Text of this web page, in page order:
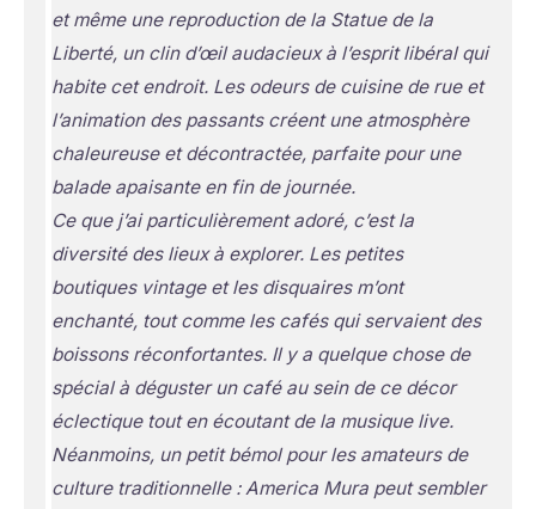
et même une reproduction de la Statue de la
Liberté, un clin d’œil audacieux à l’esprit libéral qui
habite cet endroit. Les odeurs de cuisine de rue et
l’animation des passants créent une atmosphère
chaleureuse et décontractée, parfaite pour une
balade apaisante en fin de journée.
Ce que j’ai particulièrement adoré, c’est la
diversité des lieux à explorer. Les petites
boutiques vintage et les disquaires m’ont
enchanté, tout comme les cafés qui servaient des
boissons réconfortantes. Il y a quelque chose de
spécial à déguster un café au sein de ce décor
éclectique tout en écoutant de la musique live.
Néanmoins, un petit bémol pour les amateurs de
culture traditionnelle : America Mura peut sembler